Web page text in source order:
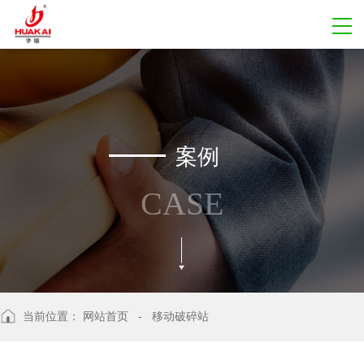
案例
CASE
当前位置： 网站首页 - 移动破碎站